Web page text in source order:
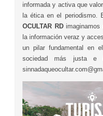
informada y activa que
la ética en el periodismo.
OCULTAR RDimaginamos
la información veraz y
un pilar fundamental en
sociedad más justa e